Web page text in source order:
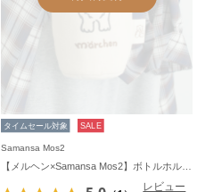
タイムセール対象 SALE
Samansa Mos2
レビュー